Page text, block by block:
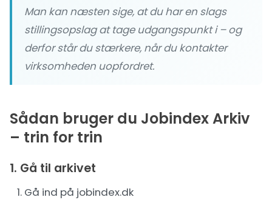
Man kan næsten sige, at du har en slags
stillingsopslag at tage udgangspunkt i – og
derfor står du stærkere, når du kontakter
virksomheden uopfordret.
Sådan bruger du Jobindex Arkiv
– trin for trin
1. Gå til arkivet
Gå ind på jobindex.dk